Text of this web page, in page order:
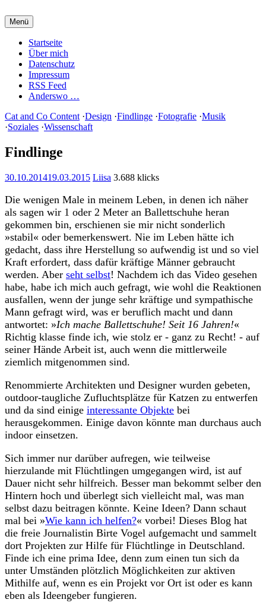
Inhalt
springen
Charming Quark
Menü
Startseite
Über mich
Datenschutz
Impressum
RSS Feed
Anderswo …
Cat and Co Content ·Design ·Findlinge ·Fotografie ·Musik
·Soziales ·Wissenschaft
Findlinge
30.10.201419.03.2015 Liisa 3.688 klicks
Die wenigen Male in meinem Leben, in denen ich näher
als sagen wir 1 oder 2 Meter an Ballettschuhe heran
gekommen bin, erschienen sie mir nicht sonderlich
»stabil« oder bemerkenswert. Nie im Leben hätte ich
gedacht, dass ihre Herstellung so aufwendig ist und so viel
Kraft erfordert, dass dafür kräftige Männer gebraucht
werden. Aber seht selbst! Nachdem ich das Video gesehen
habe, habe ich mich auch gefragt, wie wohl die Reaktionen
ausfallen, wenn der junge sehr kräftige und sympathische
Mann gefragt wird, was er beruflich macht und dann
antwortet: »Ich mache Ballettschuhe! Seit 16 Jahren!«
Richtig klasse finde ich, wie stolz er - ganz zu Recht! - auf
seiner Hände Arbeit ist, auch wenn die mittlerweile
ziemlich mitgenommen sind.
Renommierte Architekten und Designer wurden gebeten,
outdoor-taugliche Zufluchtsplätze für Katzen zu entwerfen
und da sind einige interessante Objekte bei
herausgekommen. Einige davon könnte man durchaus auch
indoor einsetzen.
Sich immer nur darüber aufregen, wie teilweise
hierzulande mit Flüchtlingen umgegangen wird, ist auf
Dauer nicht sehr hilfreich. Besser man bekommt selber den
Hintern hoch und überlegt sich vielleicht mal, was man
selbst dazu beitragen könnte. Keine Ideen? Dann schaut
mal bei »Wie kann ich helfen?« vorbei! Dieses Blog hat
die freie Journalistin Birte Vogel aufgemacht und sammelt
dort Projekten zur Hilfe für Flüchtlinge in Deutschland.
Finde ich eine prima Idee, denn zum einen tun sich da
unter Umständen plötzlich Möglichkeiten zur aktiven
Mithilfe auf, wenn es ein Projekt vor Ort ist oder es kann
eben als Ideengeber fungieren.